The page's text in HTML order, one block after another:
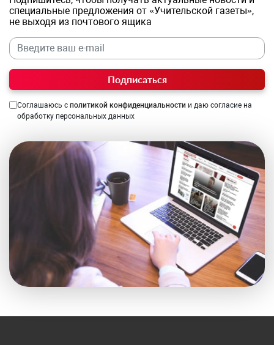
специальные предложения от «Учительской газеты»,
не выходя из почтового ящика
Подписаться
Соглашаюсь с политикой конфиденциальности и даю согласие на
обработку персональных данных